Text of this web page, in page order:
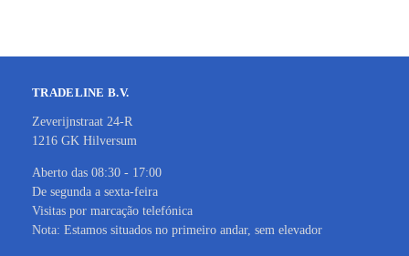
TRADELINE B.V.
Zeverijnstraat 24-R
1216 GK Hilversum
Aberto das 08:30 - 17:00
De segunda a sexta-feira
Visitas por marcação telefónica
Nota: Estamos situados no primeiro andar, sem elevador